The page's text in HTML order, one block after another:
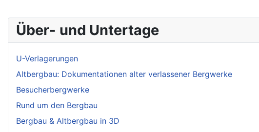
Über- und Untertage
U-Verlagerungen
Altbergbau: Dokumentationen alter verlassener Bergwerke
Besucherbergwerke
Rund um den Bergbau
Bergbau & Altbergbau in 3D